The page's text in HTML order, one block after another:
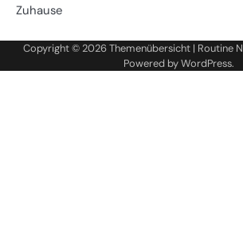
Zuhause
Copyright © 2026Themenübersicht | Routine
Powered byWordPress.